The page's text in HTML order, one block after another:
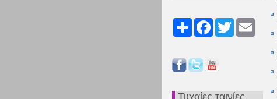
Share FacebookTwitter
Τυχαίες ταινίες